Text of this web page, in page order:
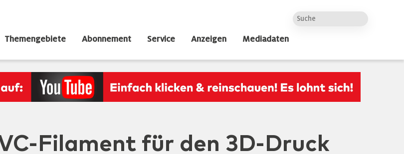
Themengebiete Abonnement Service Anzeigen Mediadaten
Filament für den 3D-Druck